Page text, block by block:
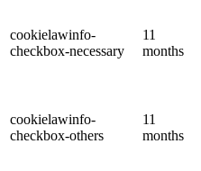
cookielawinfo-
checkbox-necessary
11
months
cookielawinfo-
checkbox-others
11
months